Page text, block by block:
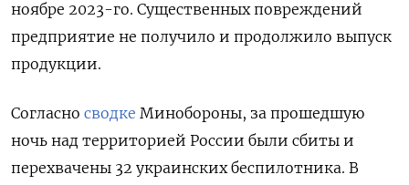
ноябре 2023-го. Существенных повреждений
предприятие не получило и продолжило выпуск
продукции.
Согласно сводке Минобороны, за прошедшую
ночь над территорией России были сбиты и
перехвачены 32 украинских беспилотника. В